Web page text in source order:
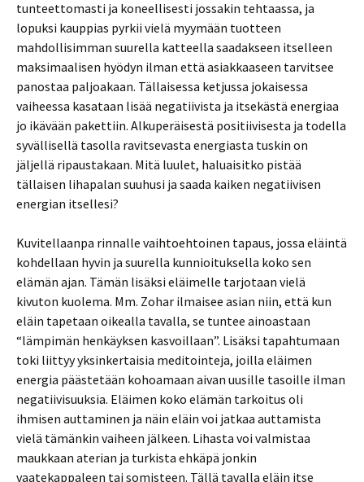
tunteettomasti ja koneellisesti jossakin tehtaassa, ja
lopuksi kauppias pyrkii vielä myymään tuotteen
mahdollisimman suurella katteella saadakseen itselleen
maksimaalisen hyödyn ilman että asiakkaaseen tarvitsee
panostaa paljoakaan. Tällaisessa ketjussa jokaisessa
vaiheessa kasataan lisää negatiivista ja itsekästä energiaa
jo ikävään pakettiin. Alkuperäisestä positiivisesta ja todella
syvällisellä tasolla ravitsevasta energiasta tuskin on
jäljellä ripaustakaan. Mitä luulet, haluaisitko pistää
tällaisen lihapalan suuhusi ja saada kaiken negatiivisen
energian itsellesi?
Kuvitellaanpa rinnalle vaihtoehtoinen tapaus, jossa eläintä
kohdellaan hyvin ja suurella kunnioituksella koko sen
elämän ajan. Tämän lisäksi eläimelle tarjotaan vielä
kivuton kuolema. Mm. Zohar ilmaisee asian niin, että kun
eläin tapetaan oikealla tavalla, se tuntee ainoastaan
“lämpimän henkäyksen kasvoillaan”. Lisäksi tapahtumaan
toki liittyy yksinkertaisia meditointeja, joilla eläimen
energia päästetään kohoamaan aivan uusille tasoille ilman
negatiivisuuksia. Eläimen koko elämän tarkoitus oli
ihmisen auttaminen ja näin eläin voi jatkaa auttamista
vielä tämänkin vaiheen jälkeen. Lihasta voi valmistaa
maukkaan aterian ja turkista ehkäpä jonkin
vaatekappaleen tai somisteen. Tällä tavalla eläin itse